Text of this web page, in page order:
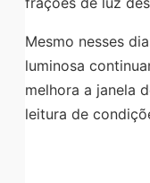
Mesmo nesses
luminosa
melhora a janela
leitura de